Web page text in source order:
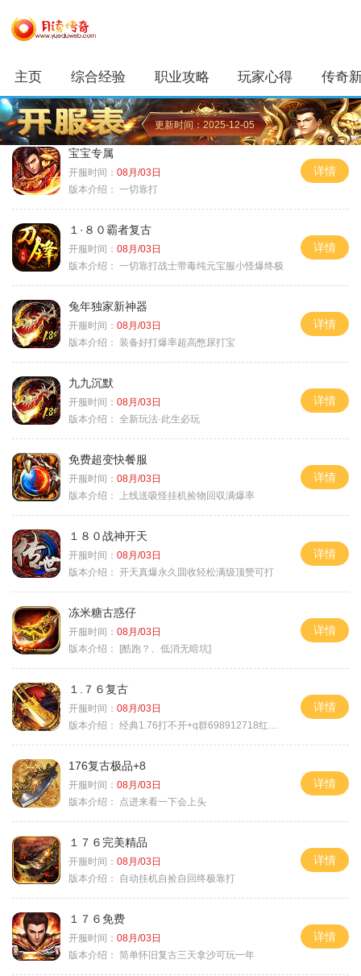
主页 综合经验 职业攻略 玩家心得 传奇
更新时间：2025-12-05
宝宝专属
开服时间： 08月/03日
版本介绍： 一切靠打
详情
１·８０霸者复古
开服时间： 08月/03日
版本介绍： 一切靠打战士带毒纯元宝服小怪爆终极
详情
兔年独家新神器
开服时间： 08月/03日
版本介绍： 装备好打爆率超高憋尿打宝
详情
九九沉默
开服时间： 08月/03日
版本介绍： 全新玩法·此生必玩
详情
免费超变快餐服
开服时间： 08月/03日
版本介绍：
上线送吸怪挂机捡物回収满爆率
详情
１８０战神开天
开服时间： 08月/03日
版本介绍： 开天真爆永久囬收轻松满级顶赞可打
详情
冻米糖古惑仔
开服时间： 08月/03日
版本介绍：
[酷跑？、低消无暗坑]
详情
１.７６复古
开服时间： 08月/03日
版本介绍： 经典1.76打不开+q群698912718红蓝毒符免费
详情
176复古极品+8
开服时间： 08月/03日
版本介绍：
点进来看一下会上头
详情
１７６完美精品
开服时间： 08月/03日
版本介绍：
自动挂机自捡自回终极靠打
详情
１７６免费
开服时间： 08月/03日
版本介绍： 简单怀旧复古三天拿沙可玩一年
详情